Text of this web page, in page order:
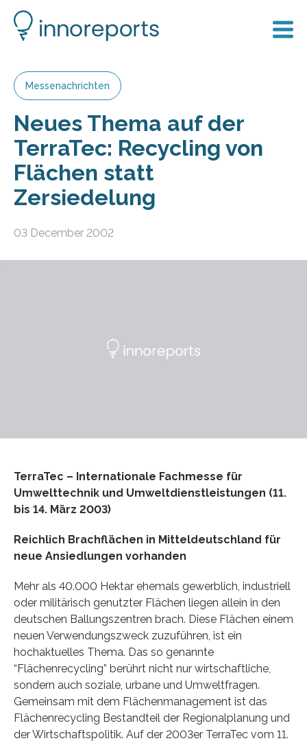
Messenachrichten
Neues Thema auf der
TerraTec: Recycling von
Flächen statt
Zersiedelung
03 December 2002
TerraTec – Internationale Fachmesse für
Umwelttechnik und Umweltdienstleistungen (11.
bis 14. März 2003)
Reichlich Brachflächen in Mitteldeutschland für
neue Ansiedlungen vorhanden
Mehr als 40.000 Hektar ehemals gewerblich, industriell
oder militärisch genutzter Flächen liegen allein in den
deutschen Ballungszentren brach. Diese Flächen einem
neuen Verwendungszweck zuzuführen, ist ein
hochaktuelles Thema. Das so genannte
“Flächenrecycling” berührt nicht nur wirtschaftliche,
sondern auch soziale, urbane und Umweltfragen.
Gemeinsam mit dem Flächenmanagement ist das
Flächenrecycling Bestandteil der Regionalplanung und
der Wirtschaftspolitik. Auf der 2003er TerraTec vom 11.